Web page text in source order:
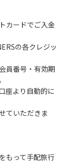
可能です。な
さい。
。
て処理してく
迷惑になると
ます。
カードでご入金
の各クレジッ
員番号・有効期
座より自動的に
ていただきま
もって手配旅行